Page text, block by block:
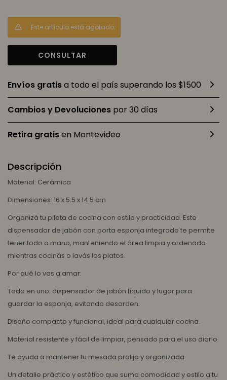
Este artículo está agotado.
CONSULTAR
Envíos gratisa todo el país superando los $1500
Cambios y Devoluciones por 30 días
Retira gratisen Montevideo
Descripción
Material: Cerámica
Dimensiones: 16 x 5.5 x 14.5 cm
Organizá tu pileta de cocina con estilo y practicidad. Este
dispensador de jabón con porta esponja integrado te permite
tener todo a mano, manteniendo el área limpia y ordenada
mientras cocinás o lavás los platos.
Por qué lo vas a amar:
Todo en uno: dispensador de jabón líquido y lugar para
guardar la esponja, evitando desorden.
Diseño compacto y funcional, ideal para cualquier cocina.
Material resistente y fácil de limpiar, pensado para el uso diario.
Te ayuda a mantener tu mesada prolija y organizada.
Un detalle práctico y estético que suma comodidad y estilo a tu